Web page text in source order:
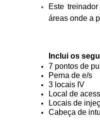
Este
áreas onde a
Inclui os
7 pontos de
Perna de e/s
3 locais IV
Local de
Locais de
Cabeça de